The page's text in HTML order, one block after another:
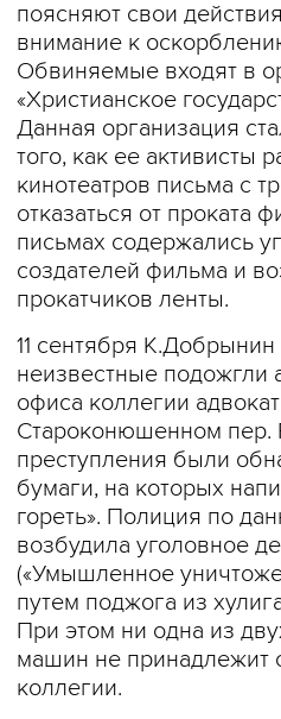
поясняют свои
внимание к
Обвиняемые входят в
«Христианское
Данная организация
того, как ее активисты
кинотеатров письма с
отказаться от проката
письмах содержались
создателей фильма и
прокатчиков ленты.
11 сентября
неизвестные подожгли
офиса коллегии
Староконюшенном пер.
преступления были
бумаги, на которых
гореть». Полиция по
возбудила уголовное
(«Умышленное
путем поджога из
При этом ни одна из
машин не принадлежит
коллегии.